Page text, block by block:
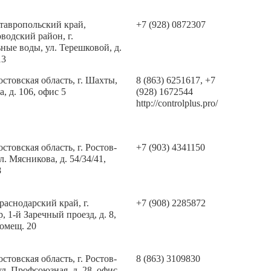
край,
район, г.
воды, ул. Терешковой, д.
+7 (928) 0872307
область, г. Шахты,
д. 106, офис 5
8 (863) 6251617, +7
(928) 1672544
http://controlplus.pro/
область, г. Ростов-
Мясникова, д. 54/34/41,
+7 (903) 4341150
край, г.
1-й Заречный проезд, д. 8,
20
+7 (908) 2285872
область, г. Ростов-
8 (863) 3109830